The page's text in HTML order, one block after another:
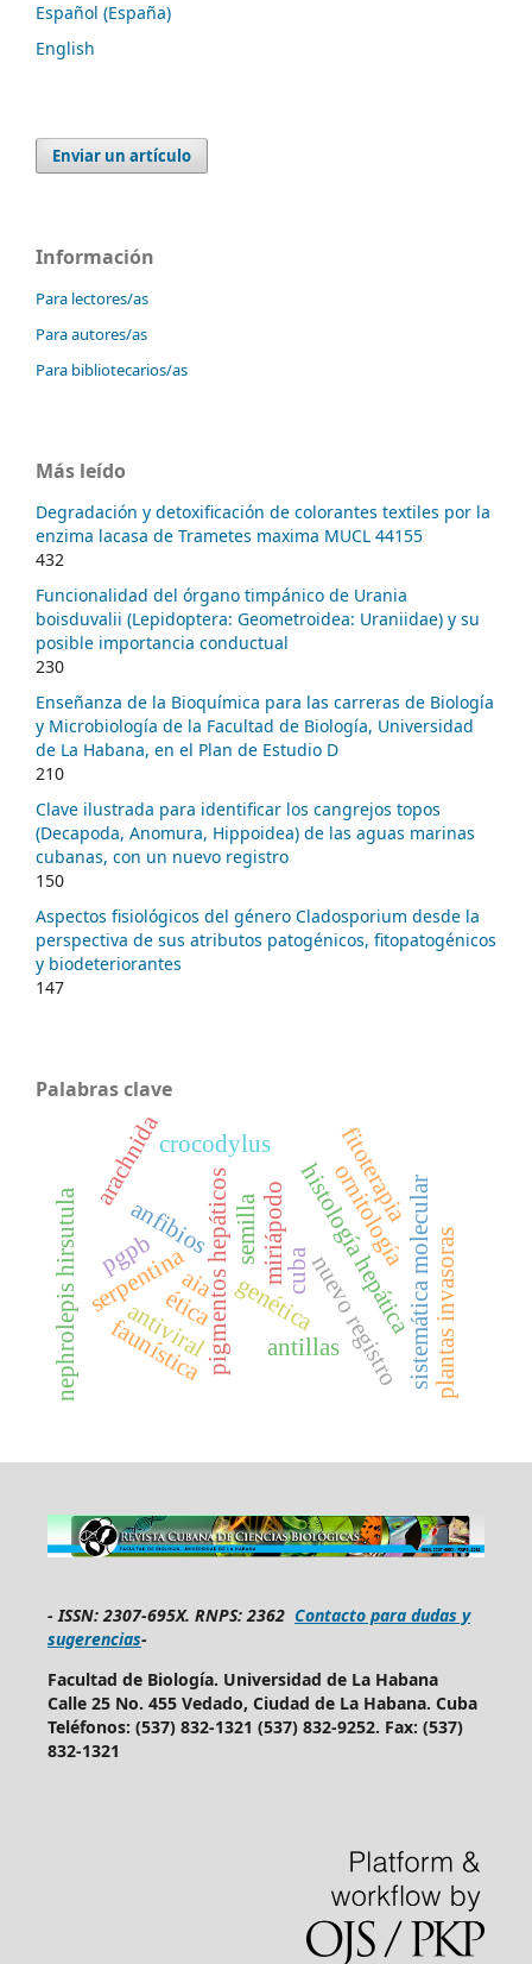
Español (España)
English
Enviar un artículo
Información
Para lectores/as
Para autores/as
Para bibliotecarios/as
Más leído
Degradación y detoxificación de colorantes textiles por la
enzima lacasa de Trametes maxima MUCL 44155
432
Funcionalidad del órgano timpánico de Urania
boisduvalii (Lepidoptera: Geometroidea: Uraniidae) y su
posible importancia conductual
230
Enseñanza de la Bioquímica para las carreras de Biología
y Microbiología de la Facultad de Biología, Universidad
de La Habana, en el Plan de Estudio D
210
Clave ilustrada para identificar los cangrejos topos
(Decapoda, Anomura, Hippoidea) de las aguas marinas
cubanas, con un nuevo registro
150
Aspectos fisiológicos del género Cladosporium desde la
perspectiva de sus atributos patogénicos, fitopatogénicos
y biodeteriorantes
147
Palabras clave
histología hepática
pigmentos hepáticos
anfibios ornitología
cuba
genética
crocodylus
sistemática molecularplantas invasoras
serpentina
nephrolepis hirsutula nuevo registro
miriápodo
arachnida
faunística antillas
antiviral
fitoterapia
ética
aia
semilla
pgpb
-ISSN: 2307-695X. RNPS: 2362 Contacto para dudas y
sugerencias-
Facultad de Biología. Universidad de La Habana
Calle 25 No. 455 Vedado, Ciudad de La Habana. Cuba
Teléfonos: (537) 832-1321 (537) 832-9252. Fax: (537)
832-1321